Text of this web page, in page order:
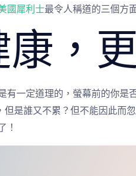
國犀利士最令人稱道的三個方
，
有一定道理的，螢幕前的你
但是誰又不累？但不能因此而
！